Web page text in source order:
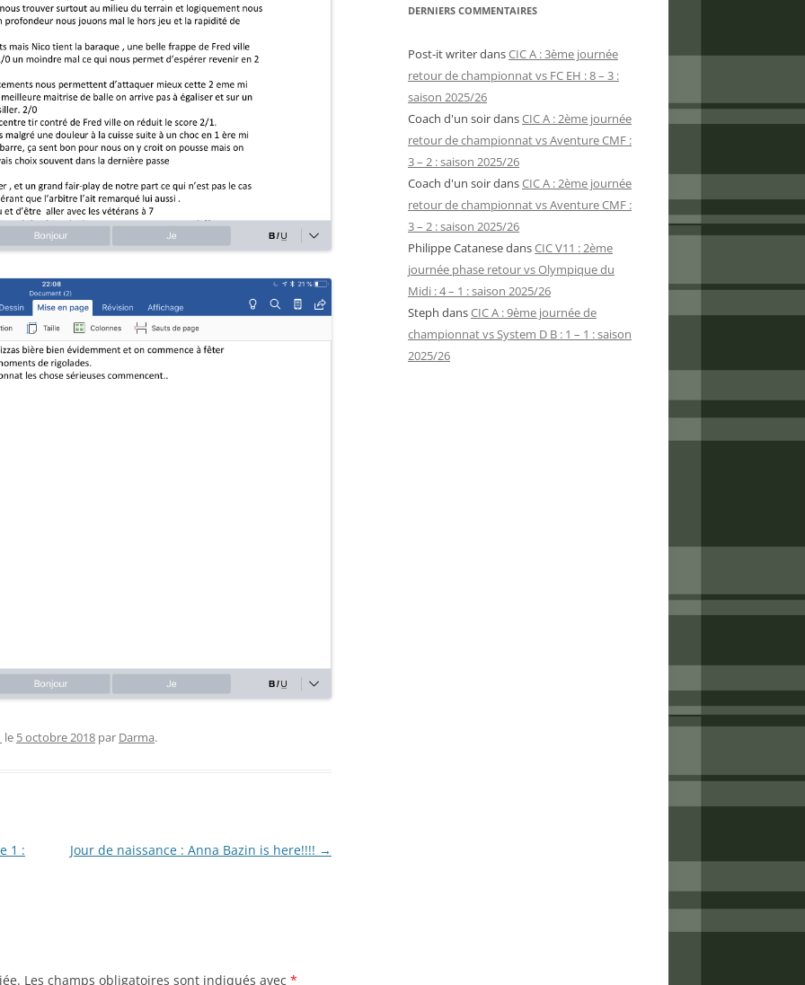
le 5 octobre 2018 par Darma.
1 :
Jour de naissance : Anna Bazin is here!!!! →
Les champs obligatoires sont indiqués avec *
DERNIERS COMMENTAIRES
Post-it writerdansCIC A : 3ème journée
retour de championnat vs FC EH : 8 – 3 :
saison 2025/26
Coach d'un soirdansCIC A : 2ème journée
retour de championnat vs Aventure CMF :
3 – 2 : saison 2025/26
Coach d'un soirdansCIC A : 2ème journée
retour de championnat vs Aventure CMF :
3 – 2 : saison 2025/26
Philippe CatanesedansCIC V11 : 2ème
journée phase retour vs Olympique du
Midi : 4 – 1 : saison 2025/26
Steph dansCIC A : 9ème journée de
championnat vs System D B : 1 – 1 : saison
2025/26